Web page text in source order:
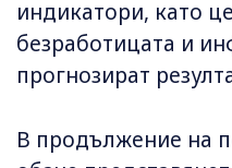
индикатори, като
безработицата и
прогнозират
В продължение на